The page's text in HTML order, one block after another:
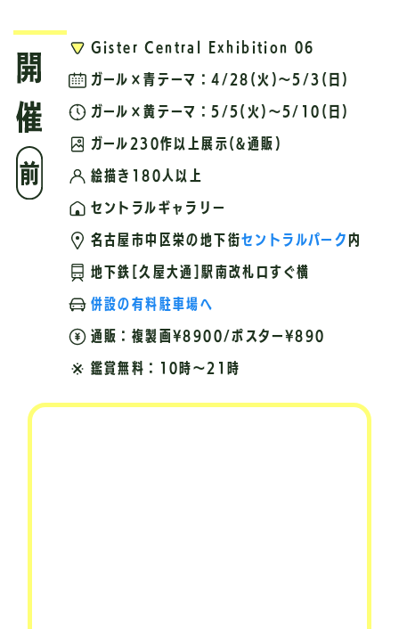
Gister Central Exhibition 06
ガール×青テーマ：4/28(火)～5/3(日)
ガール×黄テーマ：5/5(火)～5/10(日)
ガール230作以上展示(&通販)
絵描き180人以上
セントラルギャラリー
名古屋市中区栄の地下街セントラルパーク内
地下鉄[久屋大通]駅南改札口すぐ横
併設の有料駐車場へ
通販：複製画¥8900/ポスター¥890
鑑賞無料：10時〜21時